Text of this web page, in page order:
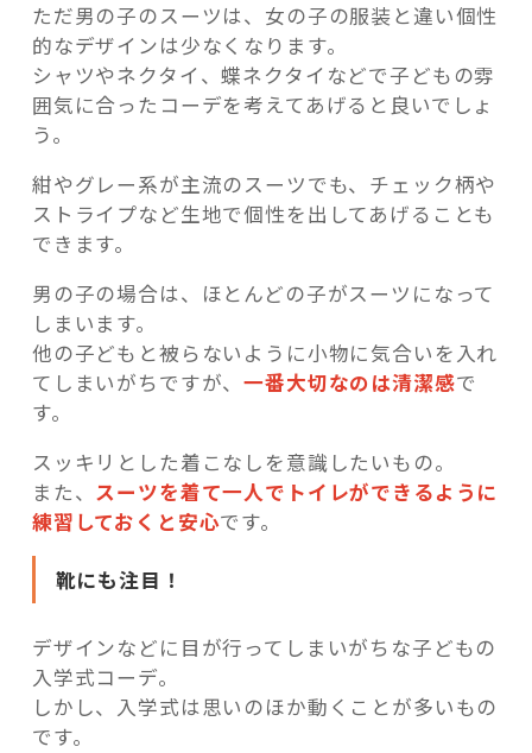
ただ男の子のスーツは、女の子の服装と違い個性
的なデザインは少なくなります。
シャツやネクタイ、蝶ネクタイなどで子どもの雰
囲気に合ったコーデを考えてあげると良いでしょ
う。
紺やグレー系が主流のスーツでも、チェック柄や
ストライプなど生地で個性を出してあげることも
できます。
男の子の場合は、ほとんどの子がスーツになって
しまいます。
他の子どもと被らないように小物に気合いを入れ
てしまいがちですが、一番大切なのは清潔感で
す。
スッキリとした着こなしを意識したいもの。
また、 スーツを着て一人でトイレができるように
練習しておくと安心です。
靴にも注目！
デザインなどに目が行ってしまいがちな子どもの
入学式コーデ。
しかし、入学式は思いのほか動くことが多いもの
です。